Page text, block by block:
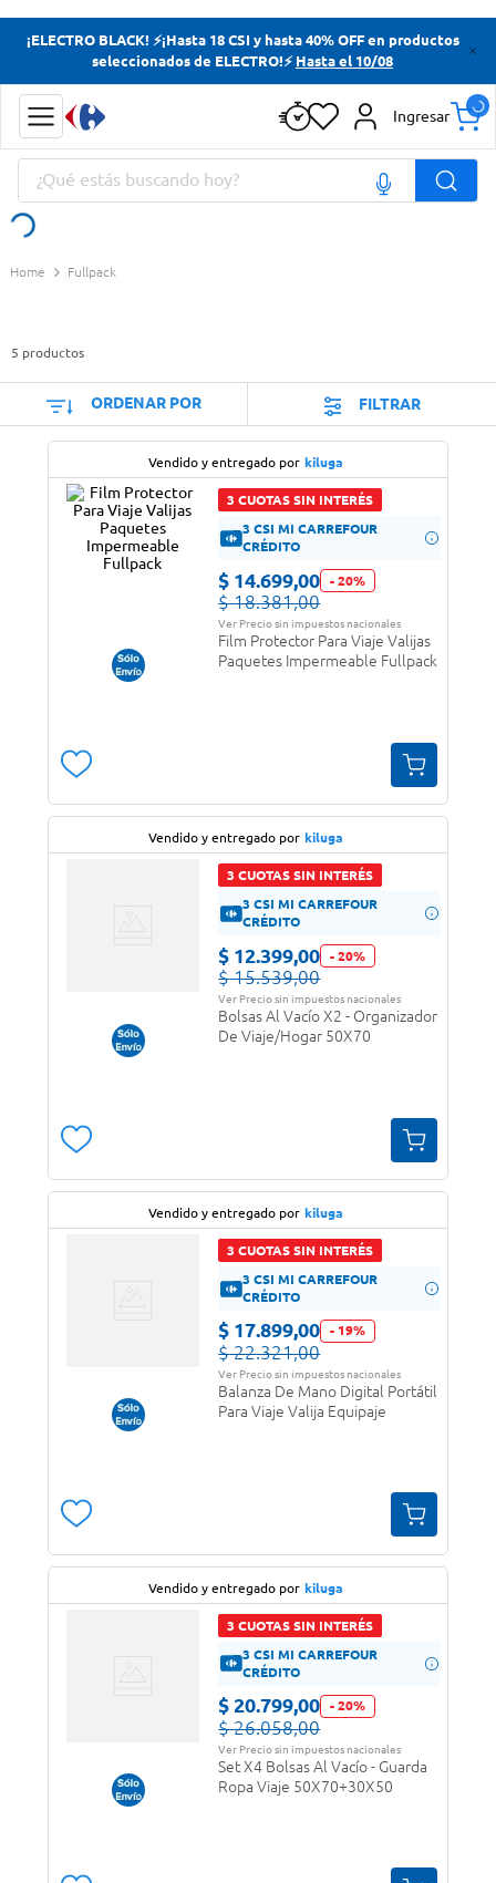
¡ELECTRO BLACK! ⚡¡Hasta 18 CSI y hasta 40% OFF en productos
seleccionados de ELECTRO!⚡ Hasta el 10/08
Ingresar
¿Qué estás buscando hoy?
Fullpack
5 productos
ORDENAR POR FILTRAR
Vendido y entregado por kiluga
3 CUOTAS SIN INTERÉS
3 CSI MI CARREFOUR
CRÉDITO
$ 14.699,00 -20%
$ 18.381,00
Ver Precio sin impuestos nacionales
Film Protector Para Viaje Valijas
Paquetes Impermeable Fullpack
Vendido y entregado por kiluga
3 CUOTAS SIN INTERÉS
3 CSI MI CARREFOUR
CRÉDITO
$ 12.399,00 -20%
$ 15.539,00
Ver Precio sin impuestos nacionales
Bolsas Al Vacío X2 - Organizador
De Viaje/Hogar 50X70
Vendido y entregado por kiluga
3 CUOTAS SIN INTERÉS
3 CSI MI CARREFOUR
CRÉDITO
$ 17.899,00 - 19%
$ 22.321,00
Ver Precio sin impuestos nacionales
Balanza De Mano Digital Portátil
Para Viaje Valija Equipaje
Vendido y entregado por kiluga
3 CUOTAS SIN INTERÉS
3 CSI MI CARREFOUR
CRÉDITO
$ 20.799,00 -20%
$ 26.058,00
Ver Precio sin impuestos nacionales
Set X4 Bolsas Al Vacío - Guarda
Ropa Viaje 50X70+30X50
Términos más buscados
Yerba
Papas Fritas
Términos más buscados
Cerveza
Papas Fritas
Doves